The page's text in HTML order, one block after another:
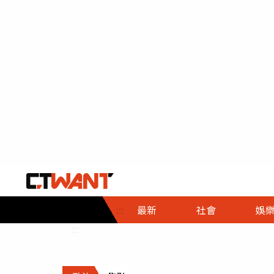
::: 最新 社會
社會首頁
時事
調查
娛樂
娛樂首頁
即時
財經首頁
熱線
政